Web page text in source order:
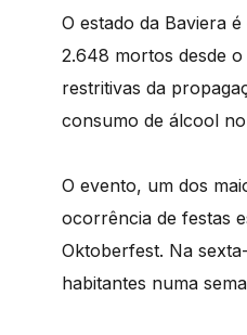
O estado da Baviera
2.648 mortos desde o
restritivas da
consumo de álcool
O evento, um dos
ocorrência de festas
Oktoberfest. Na
habitantes numa